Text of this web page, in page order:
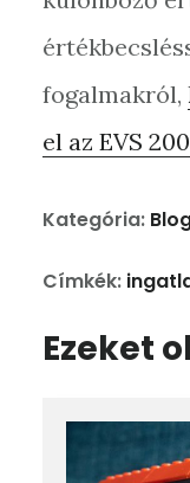
fogalmakról,
el az EVS
Kategória:
Címkék:
Ezeket